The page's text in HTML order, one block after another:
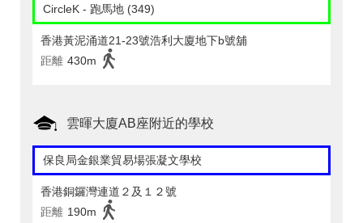
CircleK - 跑馬地 (349)
香港黃泥涌道21-23號浩利大廈地下b號舖
距離 430m
雲暉大廈AB座附近的學校
保良局金銀業貿易場張凝文學校
香港銅鑼灣連道２及１２號
距離 190m